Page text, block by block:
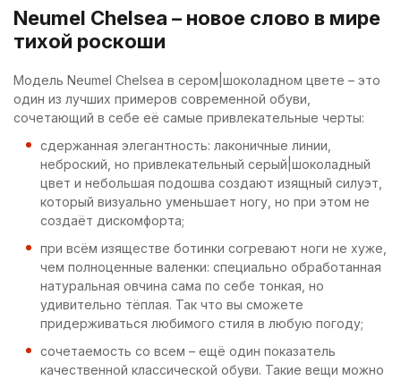
Neumel Chelsea – новое слово в мире
тихой роскоши
Модель Neumel Chelsea в сером|шоколадном цвете – это
один из лучших примеров современной обуви,
сочетающий в себе её самые привлекательные черты:
сдержанная элегантность: лаконичные линии,
неброский, но привлекательный серый|шоколадный
цвет и небольшая подошва создают изящный силуэт,
который визуально уменьшает ногу, но при этом не
создаёт дискомфорта;
при всём изяществе ботинки согревают ноги не хуже,
чем полноценные валенки: специально обработанная
натуральная овчина сама по себе тонкая, но
удивительно тёплая. Так что вы сможете
придерживаться любимого стиля в любую погоду;
сочетаемость со всем – ещё один показатель
качественной классической обуви. Такие вещи можно